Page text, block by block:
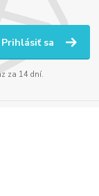
Prihlásiť sa
za 14 dní.